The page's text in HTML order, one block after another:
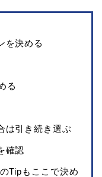
を決める
る
は引き続き選ぶ
確認
Tipもここで決め